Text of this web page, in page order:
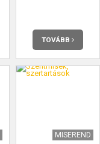
TOVÁBB
MISEREND